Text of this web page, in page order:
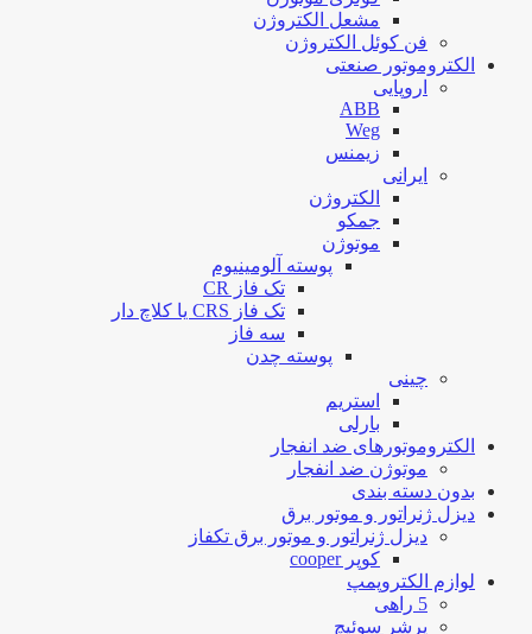
مشعل الکتروژن
فن کوئل الکتروژن
الکتروموتور صنعتی
اروپایی
ABB
Weg
زیمنس
ایرانی
الکتروژن
جمکو
موتوژن
پوسته آلومینیوم
تک فاز CR
تک فاز CRS یا کلاچ دار
سه فاز
پوسته چدن
چینی
استریم
بارلی
الکتروموتورهای ضد انفجار
موتوژن ضد انفجار
بدون دسته بندی
دیزل ژنراتور و موتور برق
دیزل ژنراتور و موتور برق تکفاز
کوپر cooper
لوازم الکتروپمپ
5 راهی
پرشر سوئیچ